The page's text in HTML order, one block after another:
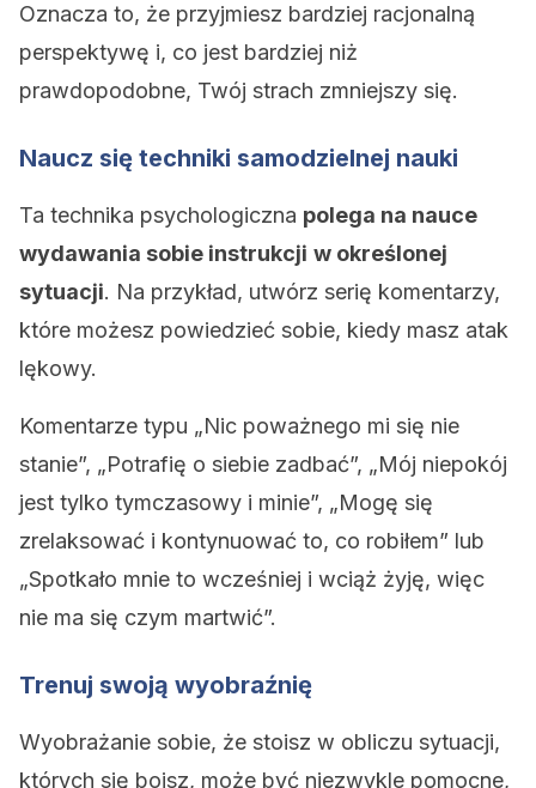
Oznacza to, że przyjmiesz bardziej racjonalną
perspektywę i, co jest bardziej niż
prawdopodobne, Twój strach zmniejszy się.
Naucz się techniki samodzielnej nauki
Ta technika psychologiczna polega na nauce
wydawania sobie instrukcji w określonej
sytuacji. Na przykład, utwórz serię komentarzy,
które możesz powiedzieć sobie, kiedy masz atak
lękowy.
Komentarze typu „Nic poważnego mi się nie
stanie”, „Potrafię o siebie zadbać”, „Mój niepokój
jest tylko tymczasowy i minie”, „Mogę się
zrelaksować i kontynuować to, co robiłem” lub
„Spotkało mnie to wcześniej i wciąż żyję, więc
nie ma się czym martwić”.
Trenuj swoją wyobraźnię
Wyobrażanie sobie, że stoisz w obliczu sytuacji,
których się boisz, może być niezwykle pomocne,